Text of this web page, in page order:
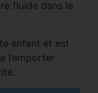
fluide dans le
enfant et est
l’emporter